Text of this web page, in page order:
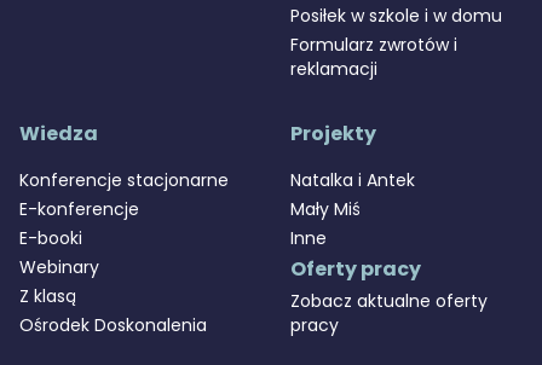
Posiłek w szkole i w domu
Formularz zwrotów i
reklamacji
Wiedza
Konferencje stacjonarne
E-konferencje
E-booki
Webinary
Z klasą
Ośrodek Doskonalenia
Projekty
Natalka i Antek
Mały Miś
Inne
Oferty pracy
Zobacz aktualne oferty
pracy